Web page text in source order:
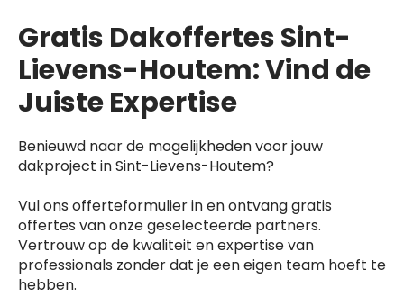
Gratis Dakoffertes Sint-
Lievens-Houtem: Vind de
Juiste Expertise
Benieuwd naar de mogelijkheden voor jouw
dakproject in Sint-Lievens-Houtem?
Vul ons offerteformulier in en ontvang gratis
offertes van onze geselecteerde partners.
Vertrouw op de kwaliteit en expertise van
professionals zonder dat je een eigen team hoeft te
hebben.